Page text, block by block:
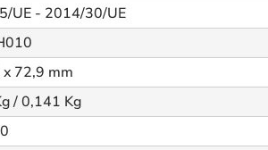
UE - 2014/30/UE
72,9 mm
/ 0,141 Kg